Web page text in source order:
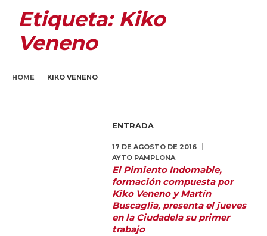
Etiqueta: Kiko
Veneno
HOME KIKO VENENO
ENTRADA
17 DE AGOSTO DE 2016
AYTO PAMPLONA
El Pimiento Indomable,
formación compuesta por
Kiko Veneno y Martín
Buscaglia, presenta el jueves
en la Ciudadela su primer
trabajo